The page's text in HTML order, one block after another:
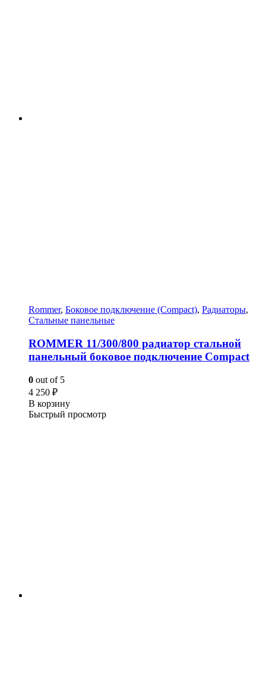
Rommer, Боковое подключение (Compact), Радиаторы,
Стальные панельные
ROMMER 11/300/800 радиатор стальной
панельный боковое подключение Compact
0 out of 5
4 250 ₽
В корзину
Быстрый просмотр